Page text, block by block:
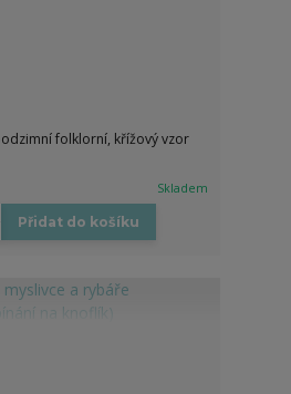
folklorní, křížový vzor
Skladem
Přidat do košíku